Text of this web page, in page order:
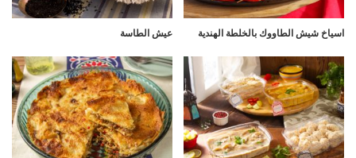
اسياخ شيش الطاووك بالخلطة الهندية عيش الطاسة